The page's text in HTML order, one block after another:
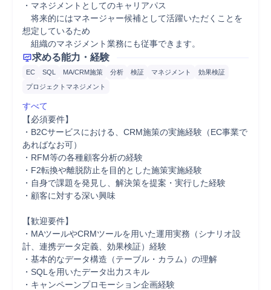
・マネジメントとしてのキャリアパス
将来的にはマネージャー候補として活躍いただくことを
想定しているため
組織のマネジメント業務にも従事できます。
求める能力・経験
EC SQL MA/CRM施策 分析 検証 マネジメント
効果検証
プロジェクトマネジメント
すべて
【必須要件】
・B2Cサービスにおける、CRM施策の実施経験（EC事業で
あればなお可）
・RFM等の各種顧客分析の経験
・F2転換や離脱防止を目的とした施策実施経験
・自身で課題を発見し、解決策を提案・実行した経験
・顧客に対する深い興味
【歓迎要件】
・MAツールやCRMツールを用いた運用実務（シナリオ設
計、連携データ定義、効果検証）経験
・基本的なデータ構造（テーブル・カラム）の理解
・SQLを用いたデータ出力スキル
・キャンペーンプロモーション企画経験